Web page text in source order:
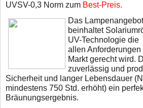
UVSV-0,3 Norm zum Best-Preis.
Das Lampenangebot
beinhaltet
UV-Technologie die
allen Anforderungen
Markt gerecht wird.
zuverlässig und
Sicherheit und langer Lebensdauer
mindestens 750 Std. erhöht) ein
Bräunungsergebnis.